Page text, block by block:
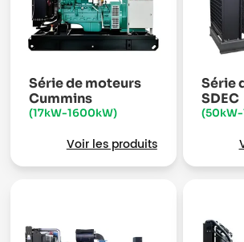
Série de moteurs
Cummins
(17kW-1600kW)
Voir les produits
Série
SDEC